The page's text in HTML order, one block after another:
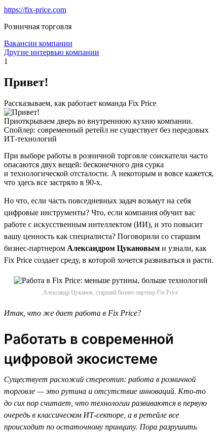
https://fix-price.com
Розничная торговля
Вакансии компании
Другие интервью компании
1
Привет!
Рассказываем, как работает команда Fix Price
Приоткрываем дверь во внутреннюю кухню компании.
Спойлер: современный ретейл не существует без передовых
ИТ-технологий
При выборе работы в розничной торговле соискатели часто
опасаются двух вещей: бесконечного дня сурка
и технологической отсталости. А некоторым и вовсе кажется,
что здесь все застряло в 90-х.
Но что, если часть повседневных задач возьмут на себя
цифровые инструменты? Что, если компания обучит вас
работе с искусственным интеллектом (ИИ), и это повысит
вашу ценность как специалиста? Поговорили со старшим
бизнес-партнером Александром Цукановым и узнали, как
Fix Price создает среду, в которой хочется развиваться и расти.
Александр Цуканов, старший бизнес-партнер Fix Price
Итак, что же дает работа в Fix Price?
Работать в современной
цифровой экосистеме
Существует расхожий стереотип: работа в розничной
торговле — это рутина и отсутствие инноваций. Кто-то
до сих пор считает, что технологии развиваются в первую
очередь в классическом ИТ-секторе, а в ретейле все
происходит по остаточному принципу. Пора разрушить